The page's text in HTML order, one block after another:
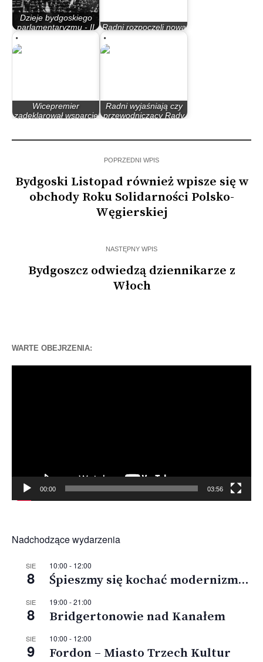
Dzieje bydgoskiego
parlamentaryzmu - II
Radni rozpoczęli nową
kadencję od awantury
Wicepremier
zadeklarował wsparcie
Radni wyjaśniają czy
przewodniczący Rady
POPRZEDNI WPIS
Bydgoski Listopad również wpisze się w
obchody Roku Solidarności Polsko-
Węgierskiej
NASTĘPNY WPIS
Bydgoszcz odwiedzą dziennikarze z
Włoch
WARTE OBEJRZENIA:
00:00 03:56
Nadchodzące wydarzenia
SIE
8
10:00 - 12:00
Śpieszmy się kochać modernizm…
SIE
8
19:00 -21:00
Bridgertonowie nad Kanałem
SIE
9
10:00 - 12:00
Fordon – Miasto Trzech Kultur